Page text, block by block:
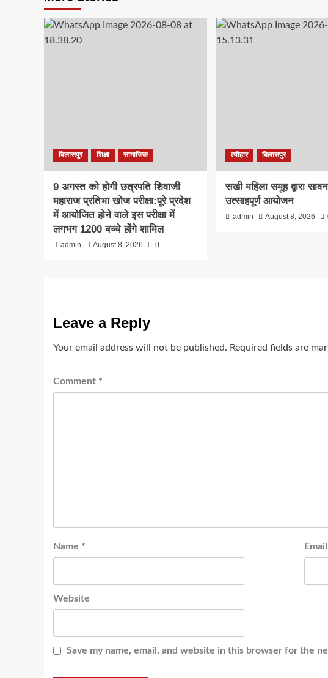
बिलासपुर शिक्षा सामाजिक
9 अगस्त को होगी छत्रपति शिवाजी
महाराज प्रतिभा खोज परीक्षा:पूरे प्रदेश
में आयोजित होने वाले इस परीक्षा में
लगभग 1200 बच्चे होंगे शामिल
admin August 8, 2026 0
त्यौहार बिलासपुर
सखी महिला समूह द्वारा
उत्साहपूर्ण आयोजन
admin August 8, 2026
Leave a Reply
Your email address will not be published. Required fields are
Comment *
Name * Email
Website
Save my name, email, and website in this browser for the